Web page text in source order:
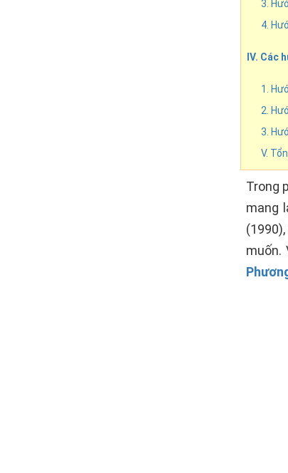
3.
4.
IV. Các
1.
2.
3.
V.
Trong
mang
muốn.